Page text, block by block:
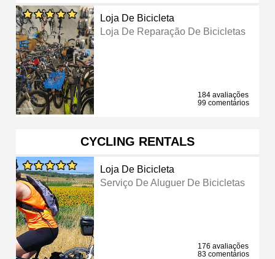
Loja De Bicicleta
Loja De Reparação De Bicicletas
184 avaliações
99 comentários
CYCLING RENTALS
Loja De Bicicleta
Serviço De Aluguer De Bicicletas
176 avaliações
83 comentários